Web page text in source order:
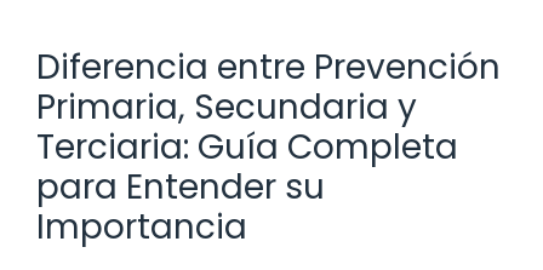
Diferencia entre Prevención
Primaria, Secundaria y
Terciaria: Guía Completa
para Entender su
Importancia